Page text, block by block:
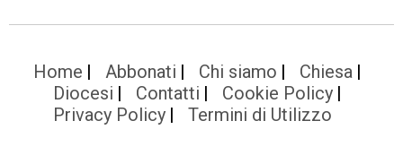
Home Abbonati Chi siamo
Chiesa
Diocesi
Contatti
Cookie Policy
Privacy Policy
Termini di Utilizzo